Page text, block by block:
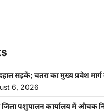
सड़कें; चतरा का मुख्य प्रवेश मार्ग
6, 2026
पशुपालन कार्यालय में औचक